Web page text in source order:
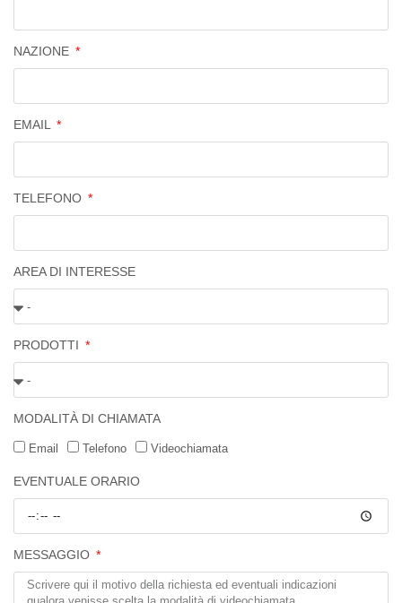
NAZIONE
EMAIL
TELEFONO
AREA DI INTERESSE
PRODOTTI
MODALITÀ DI CHIAMATA
Email Telefono Videochiamata
EVENTUALE ORARIO
MESSAGGIO